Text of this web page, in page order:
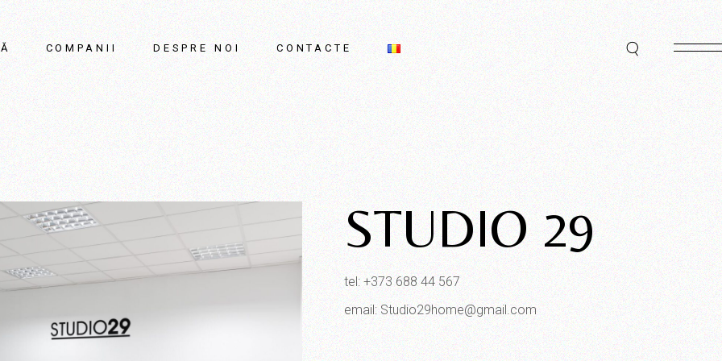
COMPANII DESPRE NOI CONTACTE
STUDIO 29
tel: +373 688 44 567
email: Studio29home@gmail.com